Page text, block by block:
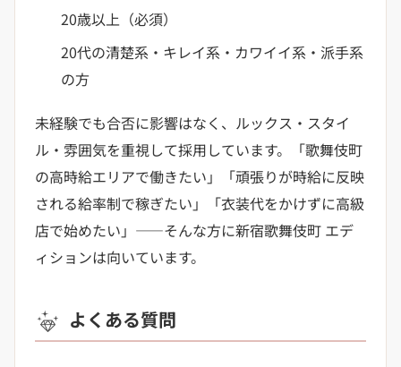
20歳以上（必須）
20代の清楚系・キレイ系・カワイイ系・派手系
の方
未経験でも合否に影響はなく、ルックス・スタイ
ル・雰囲気を重視して採用しています。「歌舞伎町
の高時給エリアで働きたい」「頑張りが時給に反映
される給率制で稼ぎたい」「衣装代をかけずに高級
店で始めたい」——そんな方に新宿歌舞伎町 エデ
ィションは向いています。
よくある質問